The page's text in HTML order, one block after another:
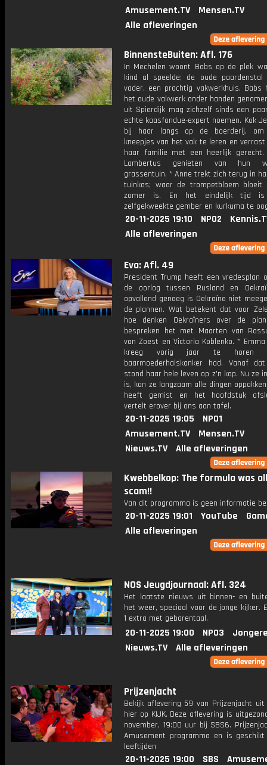
Amusement.TV
Mensen.TV
Alle afleveringen
BinnensteBuiten: Afl. 176
In Mechelen woont Babs op de plek
kind al speelde; de oude paardenstal
vader, een prachtig vakwerkhuis. Babs
het oude vakwerk onder handen
uit Spierdijk mag zichzelf sinds een
echte kaasfondue-expert noemen. Kok
bij haar langs op de boerderij,
kneepjes van het vak te leren en
haar familie met een heerlijk
Lambertus genieten van hun
grassentuin. * Anne trekt zich terug in
tuinkas; waar de trompetbloem
zomer is. En het eindelijk tijd
zelfgekweekte gember en kurkuma te
20-11-2025 19:10 NPO2
Alle afleveringen
Eva: Afl. 49
President Trump heeft een vredesplan
de oorlog tussen Rusland en
opvallend genoeg is Oekraïne niet
de plannen. Wat betekent dat voor
hoe denken Oekraïners over de
bespreken het met Maarten van
van Zoest en Victoria Koblenko. *
kreeg vorig jaar te horen
baarmoederhalskanker had. Vanaf
stond haar hele leven op z'n kop. Nu ze
is, kan ze langzaam alle dingen
heeft gemist en het hoofdstuk
vertelt erover bij ons aan tafel.
20-11-2025 19:05
NPO1
Amusement.TV
Mensen.TV
Nieuws.TV
Alle afleveringen
Kwebbelkop: The formula was
scam!!
Van dit programma is geen informatie
20-11-2025 19:01 YouTube
Alle afleveringen
NOS Jeugdjournaal: Afl. 324
Het laatste nieuws uit binnen- en
het weer, speciaal voor de jonge kijker.
1 extra met gebarentaal.
20-11-2025 19:00 NPO3
Nieuws.TV
Alle afleveringen
Prijzenjacht
Bekijk aflevering 59 van Prijzenjacht uit
hier op KIJK. Deze aflevering is
november, 19:00 uur bij SBS6.
Amusement programma en is
leeftijden
20-11-2025 19:00 SBS